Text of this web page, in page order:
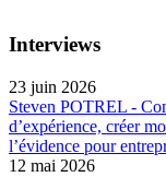
Interviews
23 juin 2026
Steven POTREL -
d’expérience, créer
l’évidence pour
12 mai 2026